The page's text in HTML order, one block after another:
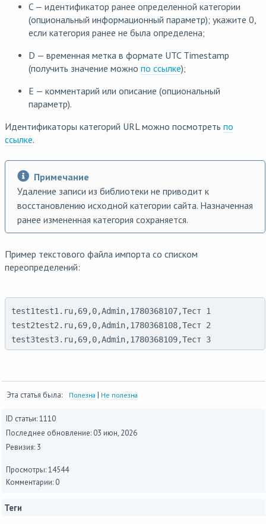
C — идентификатор ранее определенной категории
(опциональный информационный параметр); укажите 0,
если категория ранее не была определена;
D — временная метка в формате UTC Timestamp
(получить значение можно по ссылке);
E — комментарий или описание (опциональный
параметр).
Идентификаторы категорий URL можно посмотреть по
ссылке.
Примечание
Удаление записи из библиотеки не приводит к
восстановлению исходной категории сайта. Назначенная
ранее измененная категория сохраняется.
Пример текстового файла импорта со списком
переопределений:
test1test1.ru,69,0,Admin,1780368107,Тест 1
test2test2.ru,69,0,Admin,1780368108,Тест 2
test3test3.ru,69,0,Admin,1780368109,Тест 3
Эта статья была: Полезна | Не полезна
ID статьи: 1110
Последнее обновление: 03 июн, 2026
Ревизия: 3
Просмотры: 14544
Комментарии: 0
Теги